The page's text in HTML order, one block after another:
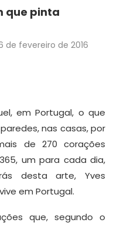
que pinta
de fevereiro de 2016
em Portugal, o que
nas casas, por
de 270 corações
um para cada dia,
desta arte, Yves
em Portugal.
que, segundo o